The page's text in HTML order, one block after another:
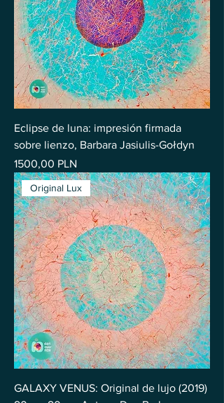
Eclipse de luna: impresión firmada
sobre lienzo, Barbara Jasiulis-Gołdyn
Precio
1500,00 PLN
Original Lux
GALAXY VENUS: Original de lujo (2019)